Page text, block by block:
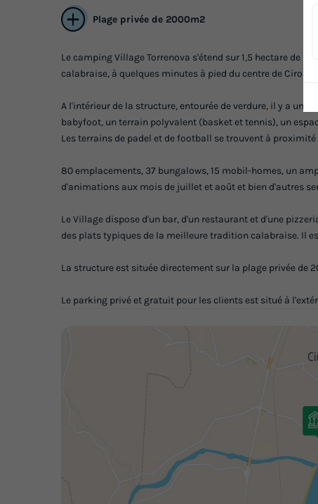
Plage privée de 2000m2
Le camping Village Torrenova s'étend sur 1,5 hectare de
calabraise, à quelques minutes à pied du centre de Ciro
A l'intérieur de la structure, entourée de verdure, il y a une
babyfoot, un terrain polyvalent (basket et tennis), un
Les terrains de padel et de football se trouvent à
80 emplacements, 37 bungalows, 15 mobil-homes, un
d'animations aux mois de juillet et août et bien d'autres
Le Village dispose d'un bar, d'un restaurant et d'une
des plats typiques de la meilleure tradition calabraise. Il
La structure est située directement sur la plage privée de
Le parking privé et gratuit pour les clients est situé à